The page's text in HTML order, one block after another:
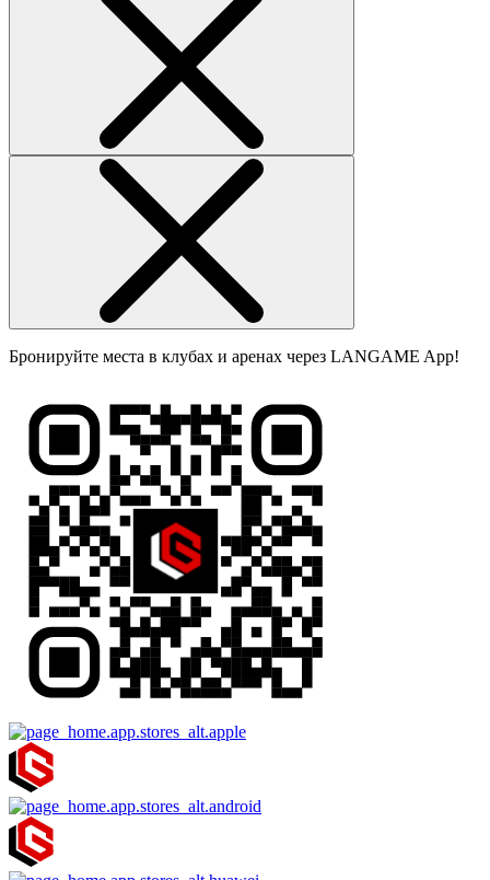
Бронируйте места в клубах и аренах через LANGAME App!